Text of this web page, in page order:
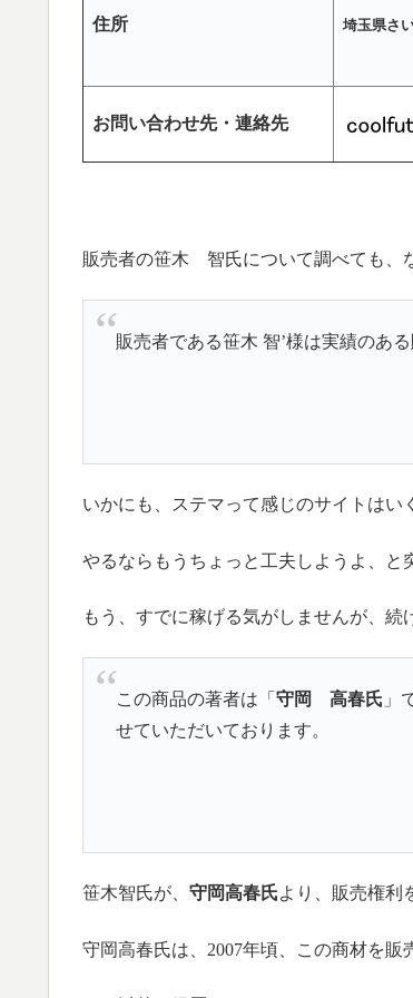
住所 埼玉県さ
お問い合わせ先・連絡先
販売者の笹木 智氏について調べても、
販売者である笹木 智’様は実績のあ
いかにも、ステマって感じのサイトはい
やるならもうちょっと工夫しようよ、と
もう、すでに稼げる気がしませんが、続
この商品の著者は「 守岡 高春氏 」
せていただいております。
笹木智氏が、 守岡高春氏より、販売権利
守岡高春氏は、2007年頃、この商材を販